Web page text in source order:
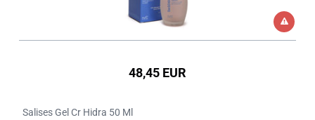
48,45 EUR
Salises Gel Cr Hidra 50 Ml